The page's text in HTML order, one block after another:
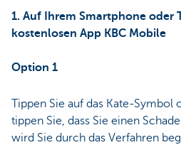
1. Auf Ihrem Smartphone oder
kostenlosen App KBC Mobile
Option 1
Tippen Sie auf das Kate-Symbol
tippen Sie, dass Sie einen
wird Sie durch das Verfahren